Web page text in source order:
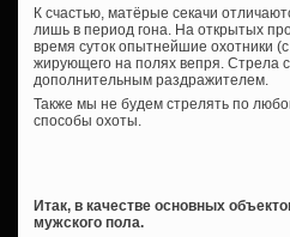
К счастью, матёрые секачи
лишь в период гона. На открытых
время суток опытнейшие охотники
жирующего на полях вепря. Стрела
дополнительным раздражителем.
Также мы не будем стрелять по
способы охоты.
Итак, в качестве основных
мужского пола.